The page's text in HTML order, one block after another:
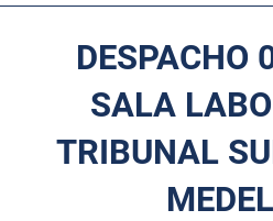
DESPACHO
SALA
TRIBUNAL